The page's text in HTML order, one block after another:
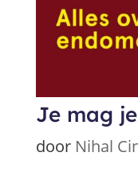
Je mag
door Nihal